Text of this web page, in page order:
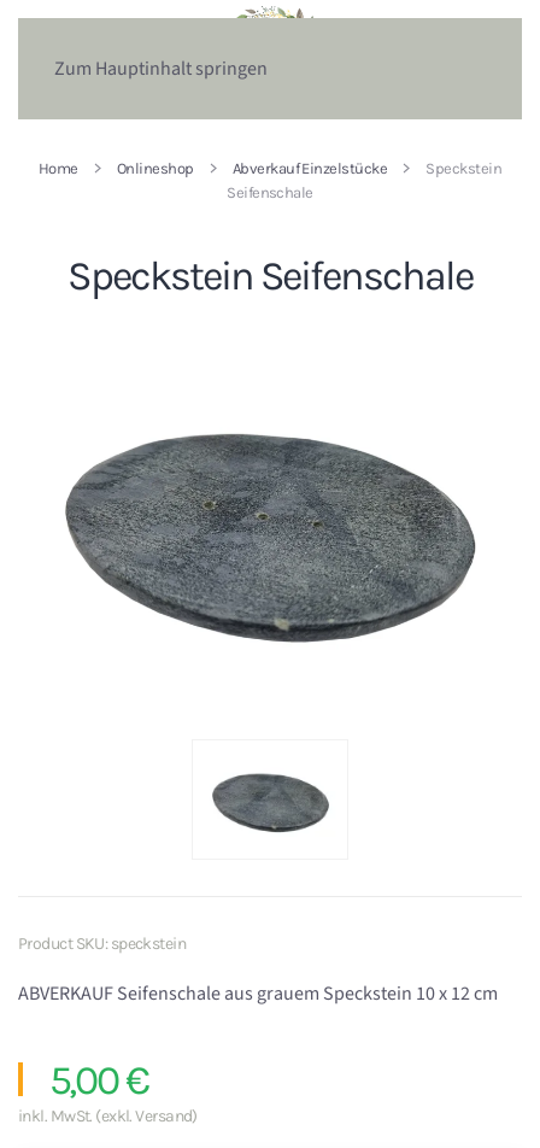
Zum Hauptinhalt springen
Home Onlineshop Abverkauf Einzelstücke
Speckstein
Seifenschale
Speckstein Seifenschale
Product SKU: speckstein
ABVERKAUF Seifenschale aus grauem Speckstein 10 x 12 cm
5,00 €
inkl. MwSt. (exkl. Versand)